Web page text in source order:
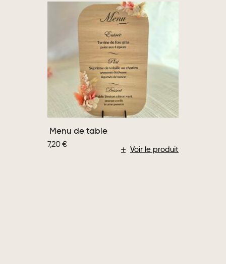
Voir le produit
Menu de table
7,20€